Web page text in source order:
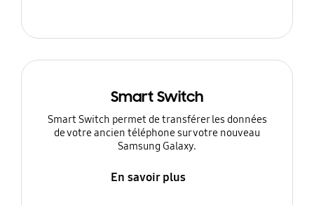
Smart Switch
Smart Switch permet de transférer les données
de votre ancien téléphone sur votre nouveau
Samsung Galaxy.
En savoir plus